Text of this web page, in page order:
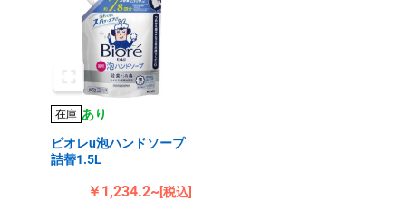
在庫 あり
ビオレu泡ハンドソープ
詰替1.5L
￥1,234.2~[税込]